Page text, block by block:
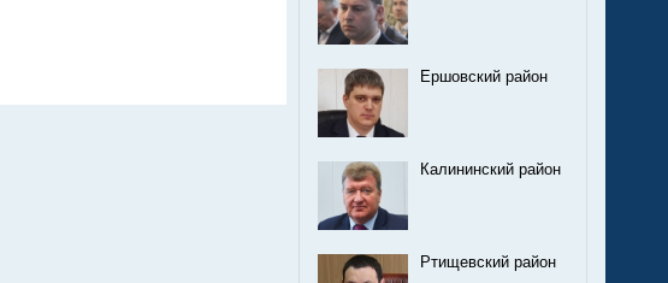
Ершовский район
Калининский район
Ртищевский район